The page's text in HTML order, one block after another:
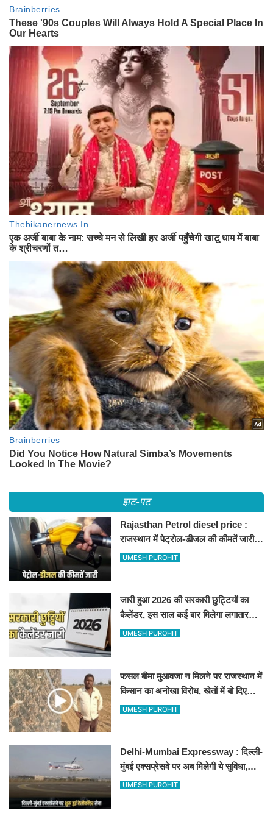
झट-पट
Rajasthan Petrol diesel price :
राजस्थान में पेट्रोल-डीजल की कीमतें जारी,
जानिए बीकानेर समेत पुरे प्रदेश में नए रेट
UMESH PUROHIT
जारी हुआ 2026 की सरकारी छुट्टियों का
कैलेंडर, इस साल कई बार मिलेगा लगातार
अवकाश, देखें
UMESH PUROHIT
फसल बीमा मुआवजा न मिलने पर राजस्थान में
किसान का अनोखा विरोध, खेतों में बो दिए
500-500 रुपए के नोट, वीडियो वायरल
UMESH PUROHIT
Delhi-Mumbai Expressway : दिल्ली-
मुंबई एक्सप्रेसवे पर अब मिलेगी ये सुविधा,
हेलीकॉप्टर सर्विस से तुरंत घायल पहुंचेगा
UMESH PUROHIT